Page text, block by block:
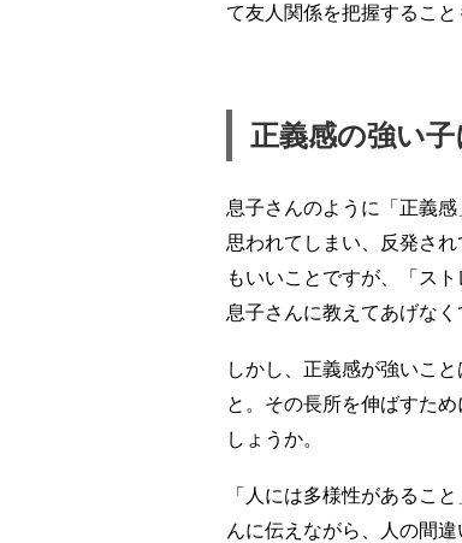
て友人関係を把握すること
正義感の強い
息子さんのように「正義
思われてしまい、反発さ
もいいことですが、「ス
息子さんに教えてあげなく
しかし、正義感が強いこ
と。その長所を伸ばすた
しょうか。
「人には多様性があるこ
んに伝えながら、人の間